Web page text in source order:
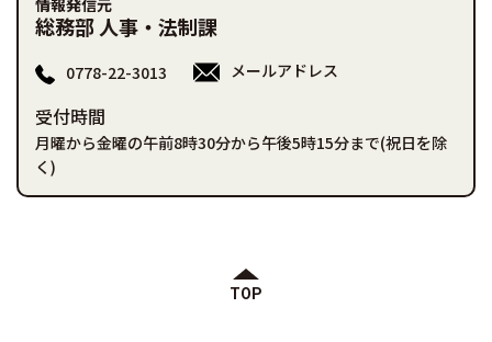
情報発信元
総務部 人事・法制課
0778-22-3013 メールアドレス
受付時間
月曜から金曜の午前8時30分から午後5時15分まで(祝日を除
く)
TOP